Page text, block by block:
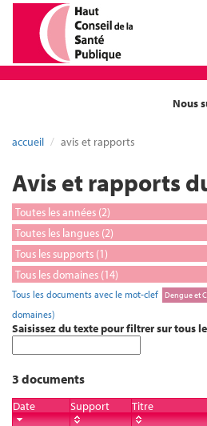
Nous
accueil avis et rapports
Avis et rapports
Tous les documents avec le mot-clef Dengue et
domaines)
Saisissez du texte pour filtrer sur tous
3 documents
Date Support
Titre